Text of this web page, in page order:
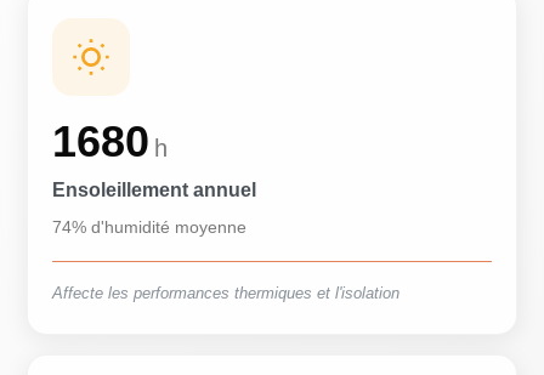
1680 h
Ensoleillement annuel
74% d'humidité moyenne
Affecte les performances thermiques et l'isolation